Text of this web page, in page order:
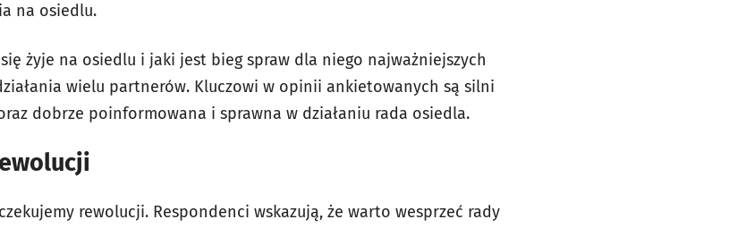
na osiedlu.
żyje na osiedlu i jaki jest bieg spraw dla niego najważniejszych
wielu partnerów. Kluczowi w opinii ankietowanych są silni
dobrze poinformowana i sprawna w działaniu rada osiedla.
rewolucji. Respondenci wskazują, że warto wesprzeć rady